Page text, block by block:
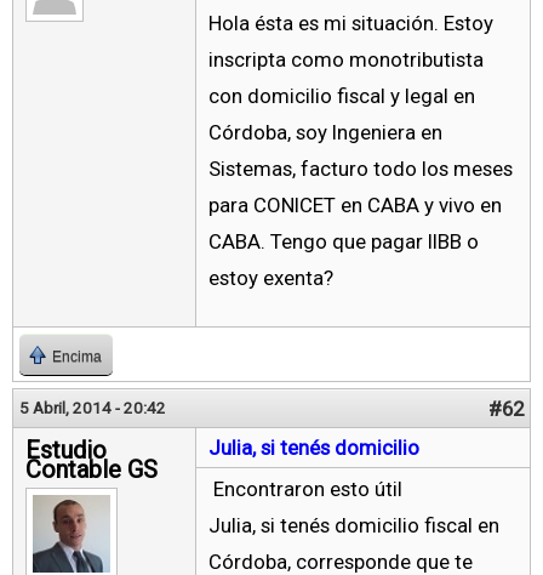
Hola ésta es mi situación. Estoy
inscripta como monotributista
con domicilio fiscal y legal en
Córdoba, soy Ingeniera en
Sistemas, facturo todo los meses
para CONICET en CABA y vivo en
CABA. Tengo que pagar IIBB o
estoy exenta?
Encima
5 Abril, 2014 - 20:42 #62
Estudio
Contable GS
Julia, si tenés domicilio
Encontraron esto útil
Julia, si tenés domicilio fiscal en
Córdoba, corresponde que te